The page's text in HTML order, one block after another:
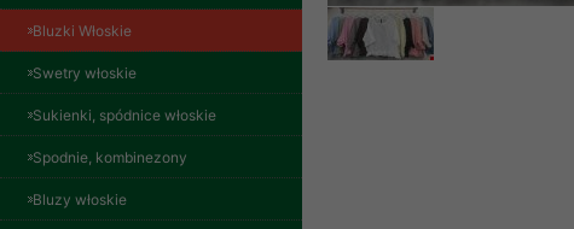
Bluzki Włoskie
Swetry włoskie
Sukienki, spódnice włoskie
Spodnie, kombinezony
Bluzy włoskie